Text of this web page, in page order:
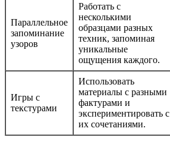
Параллельное
запоминание
узоров
Работать с
несколькими
образцами разных
техник, запоминая
уникальные
ощущения каждого.
Игры с
текстурами
Использовать
материалы с разными
фактурами и
экспериментировать с
их сочетаниями.